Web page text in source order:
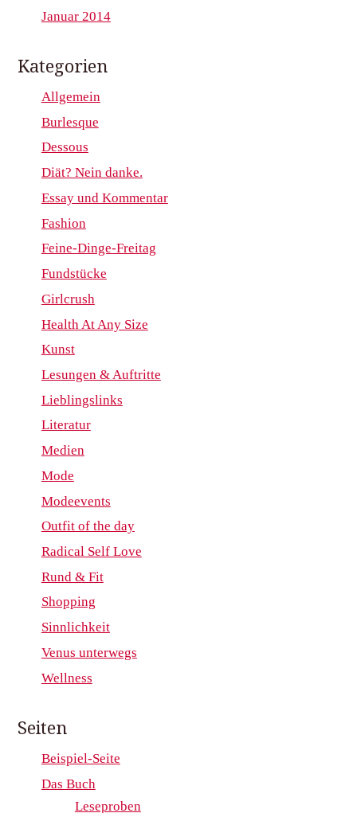
Januar 2014
Kategorien
Allgemein
Burlesque
Dessous
Diät? Nein danke.
Essay und Kommentar
Fashion
Feine-Dinge-Freitag
Fundstücke
Girlcrush
Health At Any Size
Kunst
Lesungen & Auftritte
Lieblingslinks
Literatur
Medien
Mode
Modeevents
Outfit of the day
Radical Self Love
Rund & Fit
Shopping
Sinnlichkeit
Venus unterwegs
Wellness
Seiten
Beispiel-Seite
Das Buch
Leseproben